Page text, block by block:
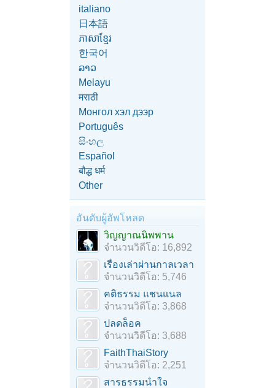
italiano
日本語
ភាសាខ្មែរ
한국어
ລາວ
Melayu
मराठी
Монгол хэл дээр
Português
සිංහල
Español
बौद्ध धर्म
Other
อันดับผู้อัพโหลด
วิญญาณนิพพาน
จำนวนวิดีโอ: 16,892
เรื่องเล่าผ่านกาลเวลา
จำนวนวิดีโอ: 5,746
คติธรรม แชนแนล
จำนวนวิดีโอ: 3,868
ปลดล็อค
จำนวนวิดีโอ: 3,688
FaithThaiStory
จำนวนวิดีโอ: 2,251
สารธรรมนำใจ